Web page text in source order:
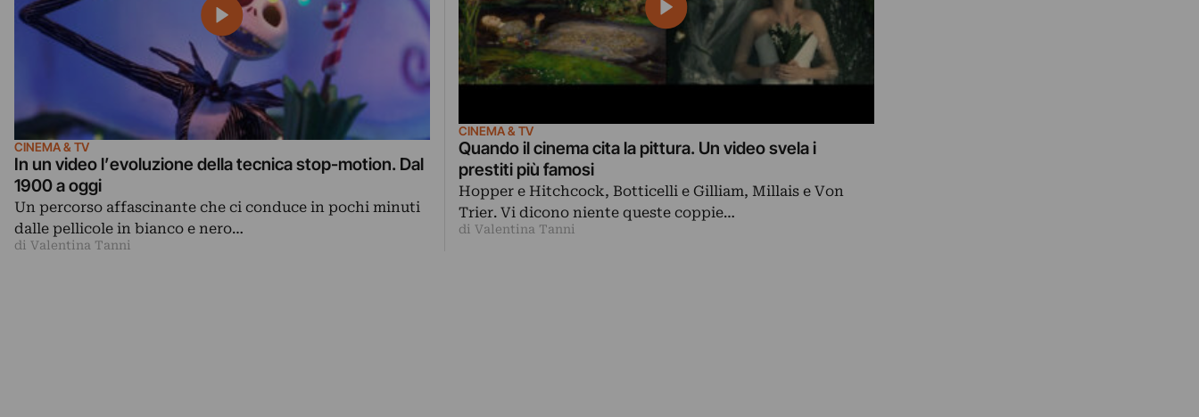
CINEMA & TV
In un video l’evoluzione della tecnica stop-motion. Dal
1900 a oggi
Un percorso affascinante che ci conduce in pochi minuti
dalle pellicole in bianco e nero…
di Valentina Tanni
CINEMA & TV
Quando il cinema cita la pittura. Un video svela i
prestiti più famosi
Hopper e Hitchcock, Botticelli e Gilliam, Millais e Von
Trier. Vi dicono niente queste coppie…
di Valentina Tanni